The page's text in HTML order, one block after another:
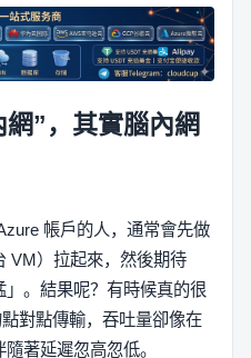
”，其實腦內網
帳戶的人，通常會先做
VM）拉起來，然後期待
」。結果呢？有時候真的很
對點傳輸，吞吐量卻像在
著延遲忽高忽低。